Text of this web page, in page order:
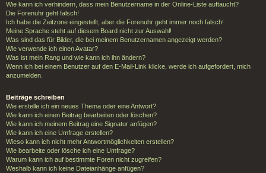
Wie kann ich verhindern, dass mein Benutzername in der Online-Liste auftaucht?
Die Forenuhr geht falsch!
Ich habe die Zeitzone eingestellt, aber die Forenuhr geht immer noch falsch!
Meine Sprache steht auf diesem Board nicht zur Auswahl!
Was sind das für Bilder, die bei meinem Benutzernamen angezeigt werden?
Wie verwende ich einen Avatar?
Was ist mein Rang und wie kann ich ihn ändern?
Wenn ich bei einem Benutzer auf den E-Mail-Link klicke, werde ich aufgefordert, mich
anzumelden.
Beiträge schreiben
Wie erstelle ich ein neues Thema oder eine Antwort?
Wie kann ich einen Beitrag bearbeiten oder löschen?
Wie kann ich meinem Beitrag eine Signatur anfügen?
Wie kann ich eine Umfrage erstellen?
Wieso kann ich nicht mehr Antwortmöglichkeiten erstellen?
Wie bearbeite oder lösche ich eine Umfrage?
Warum kann ich auf bestimmte Foren nicht zugreifen?
Weshalb kann ich keine Dateianhänge anfügen?